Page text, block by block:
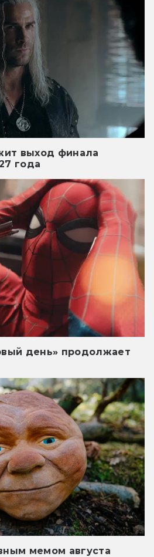
выход финала
года
день» продолжает
мемом августа